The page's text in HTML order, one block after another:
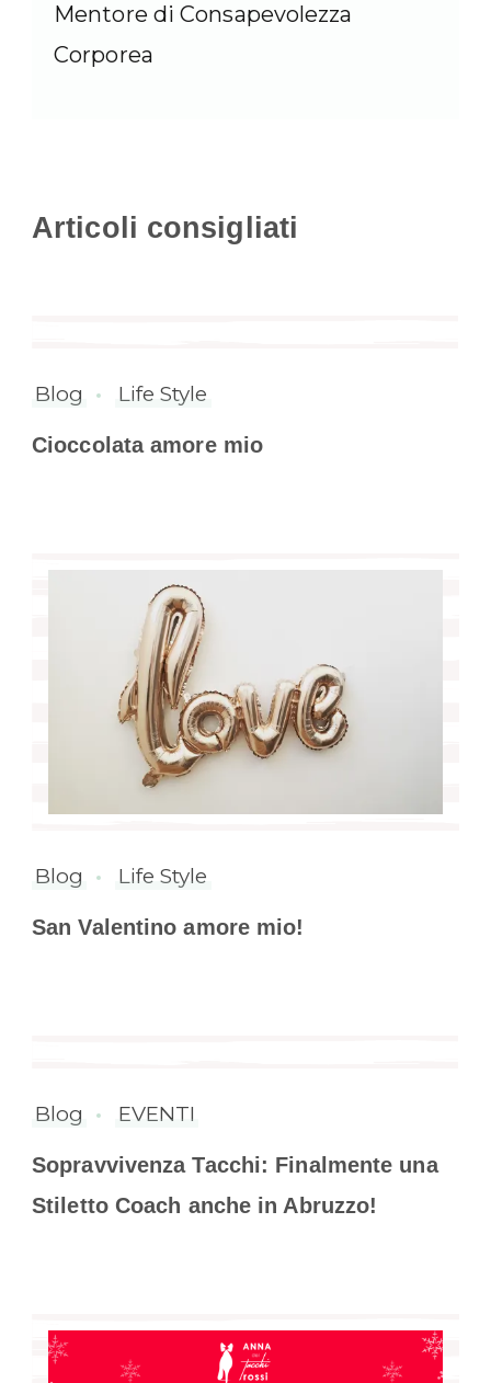
Mentore di Consapevolezza
Corporea
Articoli consigliati
Blog Life Style
Cioccolata amore mio
Blog Life Style
San Valentino amore mio!
Blog EVENTI
Sopravvivenza Tacchi: Finalmente una
Stiletto Coach anche in Abruzzo!